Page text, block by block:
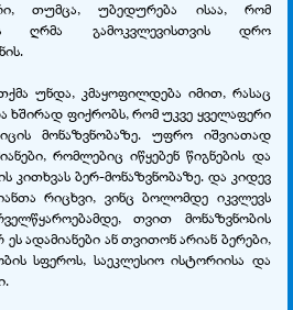
თუმცა, უბედურება ისაა, რომ
ღრმა გამოკვლევისთვის დრო
უნდა, კმაყოფილდება იმით, რასაც
ხშირად ფიქრობს, რომ უკვე ყველაფერი
მონაზვნობაზე. უფრო იშვიათად
რომლებიც იწყებენ წიგნების და
ბერ-მონაზვნობაზე. და კიდევ
რიცხვი, ვინც ბოლომდე იკვლევს
თვით მონაზვნობის
ეს ადამიანები ან თვითონ არიან ბერები,
სფეროს, საეკლესიო ისტორიისა და